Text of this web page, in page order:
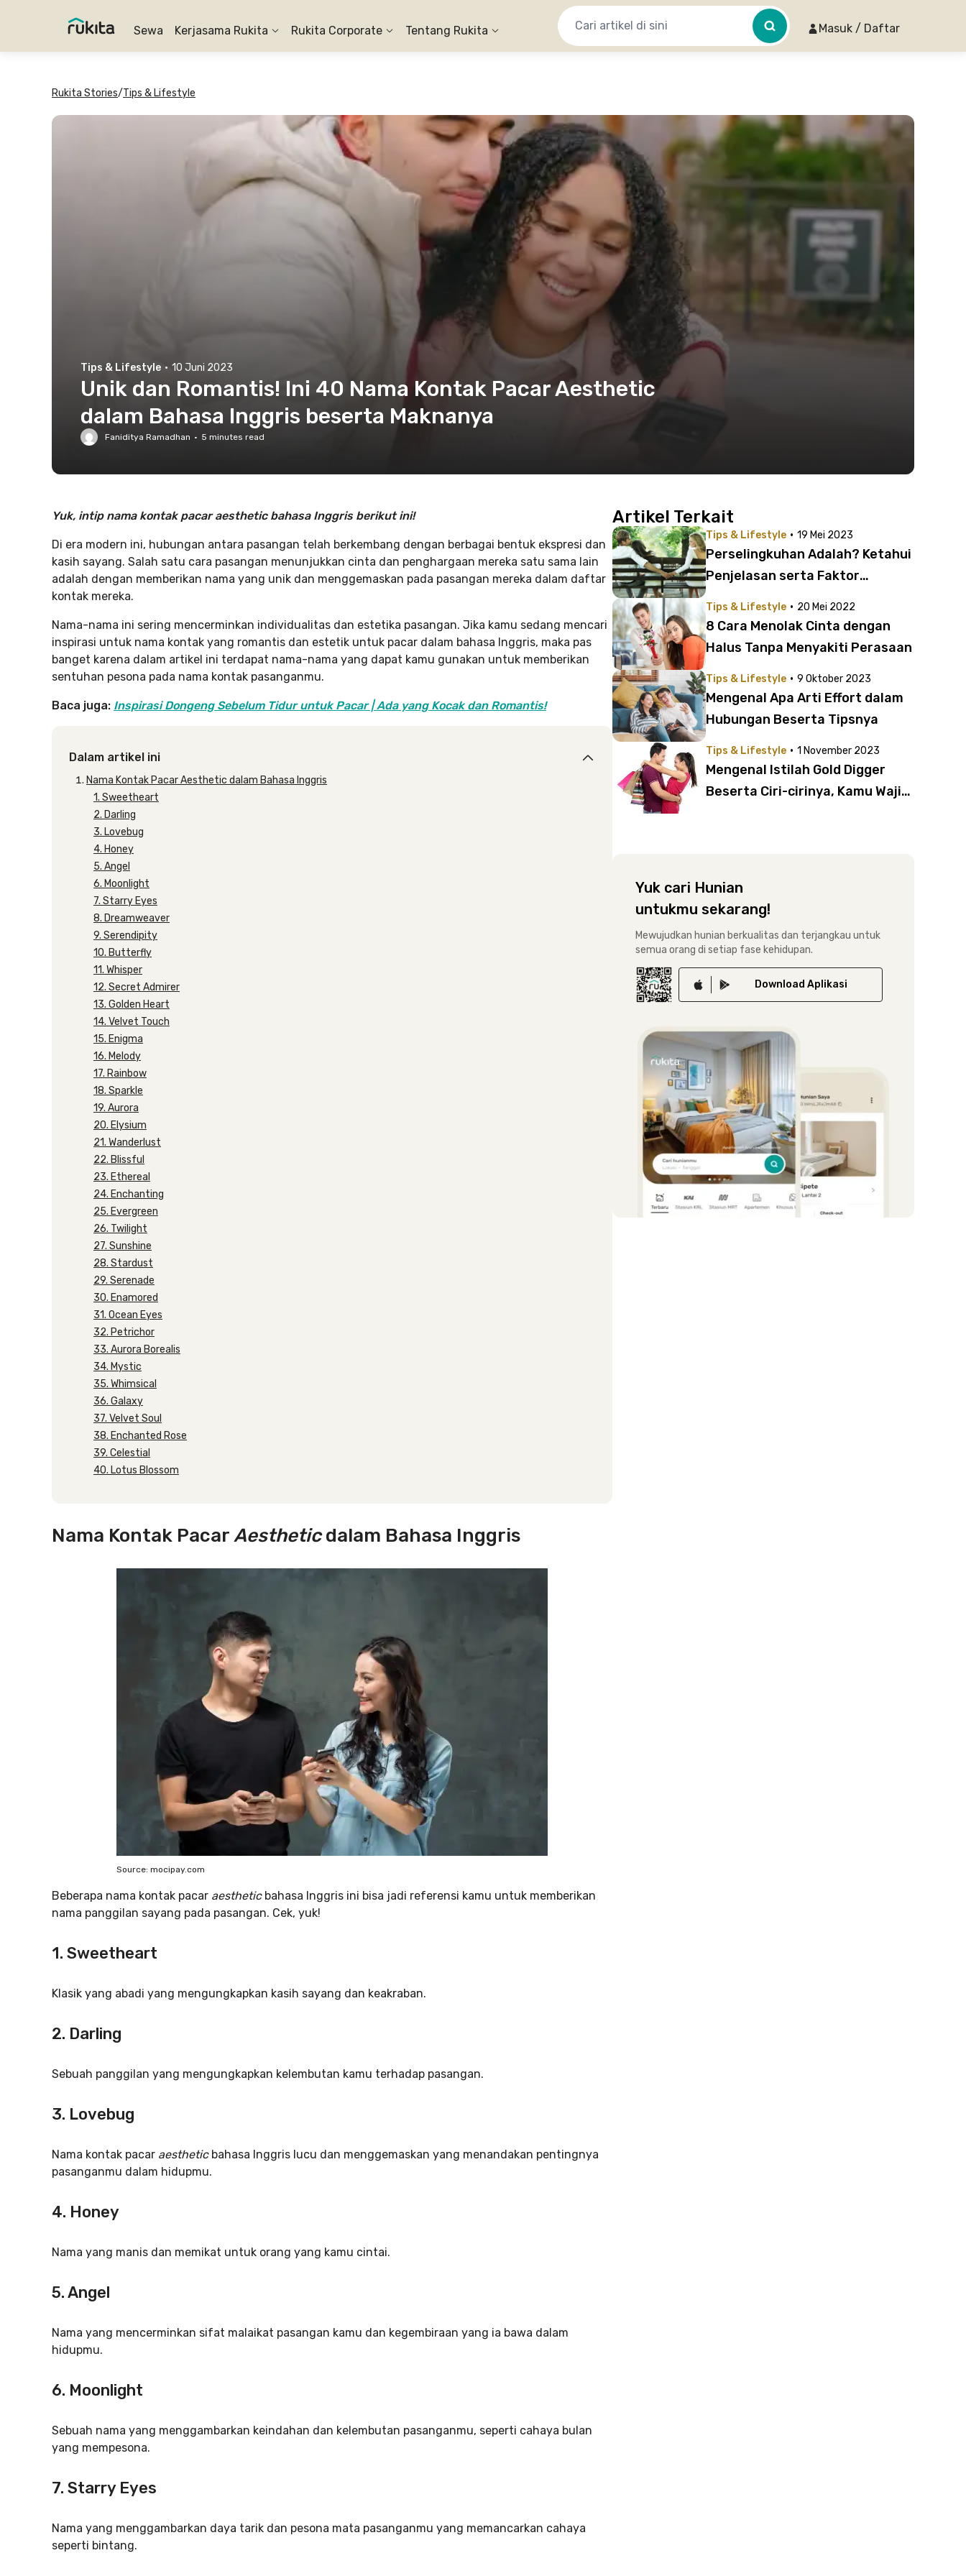
Sewa Kerjasama Rukita Rukita Corporate Tentang Rukita Masuk / Daftar
Rukita Stories/Tips & Lifestyle
Tips & Lifestyle · 10 Juni 2023
Unik dan Romantis! Ini 40 Nama Kontak Pacar Aesthetic
dalam Bahasa Inggris beserta Maknanya
Faniditya Ramadhan · 5 minutes read
Yuk, intip nama kontak pacar aesthetic bahasa Inggris berikut ini!
Di era modern ini, hubungan antara pasangan telah berkembang dengan berbagai bentuk ekspresi dan
kasih sayang. Salah satu cara pasangan menunjukkan cinta dan penghargaan mereka satu sama lain
adalah dengan memberikan nama yang unik dan menggemaskan pada pasangan mereka dalam daftar
kontak mereka.
Nama-nama ini sering mencerminkan individualitas dan estetika pasangan. Jika kamu sedang mencari
inspirasi untuk nama kontak yang romantis dan estetik untuk pacar dalam bahasa Inggris, maka pas
banget karena dalam artikel ini terdapat nama-nama yang dapat kamu gunakan untuk memberikan
sentuhan pesona pada nama kontak pasanganmu.
Baca juga: Inspirasi Dongeng Sebelum Tidur untuk Pacar | Ada yang Kocak dan Romantis!
Dalam artikel ini
Nama Kontak Pacar Aesthetic dalam Bahasa Inggris
1. Sweetheart
2. Darling
3. Lovebug
4. Honey
5. Angel
6. Moonlight
7. Starry Eyes
8. Dreamweaver
9. Serendipity
10. Butterfly
11. Whisper
12. Secret Admirer
13. Golden Heart
14. Velvet Touch
15. Enigma
16. Melody
17. Rainbow
18. Sparkle
19. Aurora
20. Elysium
21. Wanderlust
22. Blissful
23. Ethereal
24. Enchanting
25. Evergreen
26. Twilight
27. Sunshine
28. Stardust
29. Serenade
30. Enamored
31. Ocean Eyes
32. Petrichor
33. Aurora Borealis
34. Mystic
35. Whimsical
36. Galaxy
37. Velvet Soul
38. Enchanted Rose
39. Celestial
40. Lotus Blossom
Nama Kontak PacarAestheticdalam Bahasa Inggris
Source: mocipay.com
Beberapa nama kontak pacar aestheticbahasa Inggris ini bisa jadi referensi kamu untuk memberikan
nama panggilan sayang pada pasangan. Cek, yuk!
1. Sweetheart
Klasik yang abadi yang mengungkapkan kasih sayang dan keakraban.
2. Darling
Sebuah panggilan yang mengungkapkan kelembutan kamu terhadap pasangan.
3. Lovebug
Nama kontak pacar aestheticbahasa Inggris lucu dan menggemaskan yang menandakan pentingnya
pasanganmu dalam hidupmu.
4. Honey
Nama yang manis dan memikat untuk orang yang kamu cintai.
5. Angel
Nama yang mencerminkan sifat malaikat pasangan kamu dan kegembiraan yang ia bawa dalam
hidupmu.
6. Moonlight
Sebuah nama yang menggambarkan keindahan dan kelembutan pasanganmu, seperti cahaya bulan
yang mempesona.
7. Starry Eyes
Nama yang menggambarkan daya tarik dan pesona mata pasanganmu yang memancarkan cahaya
seperti bintang.
Artikel Terkait
Tips & Lifestyle · 19 Mei 2023
Perselingkuhan Adalah? Ketahui
Penjelasan serta Faktor
Tips & Lifestyle · 20 Mei 2022
8 Cara Menolak Cinta dengan
Halus Tanpa Menyakiti Perasaan
Tips & Lifestyle · 9 Oktober 2023
Mengenal Apa Arti Effort dalam
Hubungan Beserta Tipsnya
Tips & Lifestyle · 1 November 2023
Mengenal Istilah Gold Digger
Beserta Ciri-cirinya, Kamu Wajib
Yuk cari Hunian
untukmu sekarang!
Mewujudkan hunian berkualitas dan terjangkau untuk
semua orang di setiap fase kehidupan.
Download Aplikasi